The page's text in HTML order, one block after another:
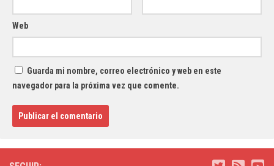
Web
Guarda mi nombre, correo electrónico y web en este
navegador para la próxima vez que comente.